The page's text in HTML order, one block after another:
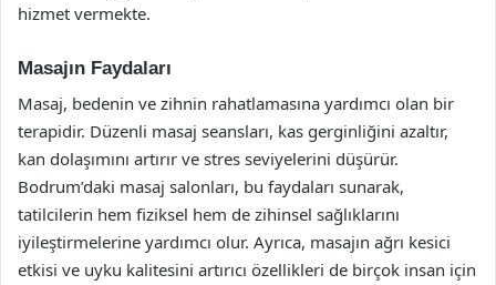
hizmet vermekte.
Masajın Faydaları
Masaj, bedenin ve zihnin rahatlamasına yardımcı olan bir
terapidir. Düzenli masaj seansları, kas gerginliğini azaltır,
kan dolaşımını artırır ve stres seviyelerini düşürür.
Bodrum’daki masaj salonları, bu faydaları sunarak,
tatilcilerin hem fiziksel hem de zihinsel sağlıklarını
iyileştirmelerine yardımcı olur. Ayrıca, masajın ağrı kesici
etkisi ve uyku kalitesini artırıcı özellikleri de birçok insan için